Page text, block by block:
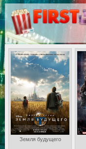
Земля будущего